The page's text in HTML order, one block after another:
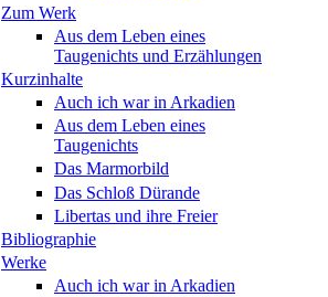
Zum Werk
Aus dem Leben eines
Taugenichts und Erzählungen
Kurzinhalte
Auch ich war in Arkadien
Aus dem Leben eines
Taugenichts
Das Marmorbild
Das Schloß Dürande
Libertas und ihre Freier
Bibliographie
Werke
Auch ich war in Arkadien